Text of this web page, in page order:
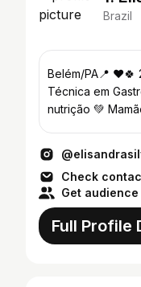
Brazil
Belém/PA📍 ❤️🍀
Técnica em
nutrição 💚
Check
Get
Full Profile